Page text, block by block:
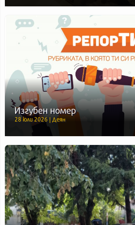
Изгубен номер
28 юли 2026 | Деян